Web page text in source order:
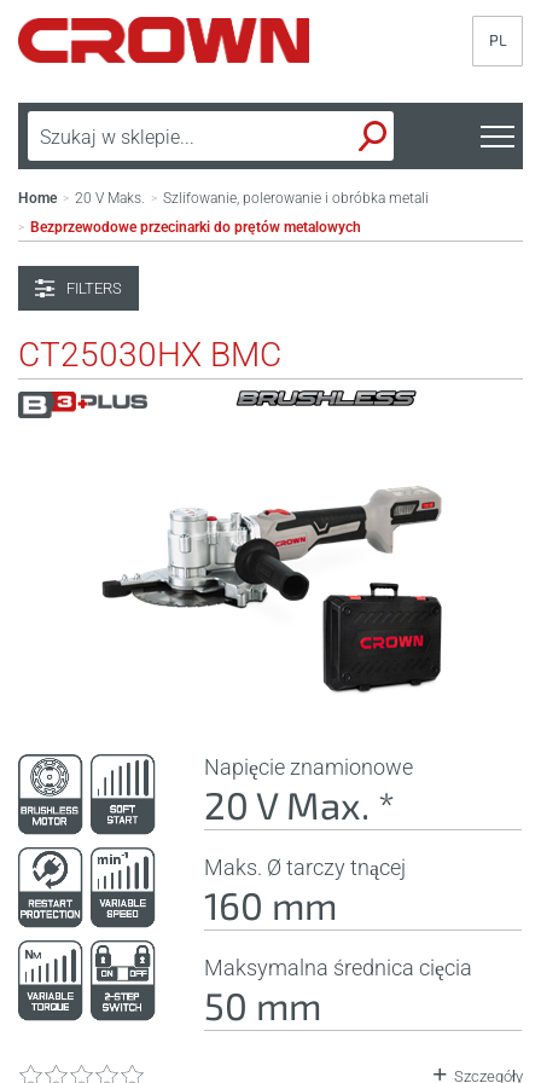
PL
Home > 20 V Maks. > Szlifowanie, polerowanie i obróbka metali
> Bezprzewodowe przecinarki do prętów metalowych
FILTERS
CT25030HX BMC
Napięcie znamionowe
20 V Max. *
Maks. Ø tarczy tnącej
160 mm
Maksymalna średnica cięcia
50 mm
Szczegóły